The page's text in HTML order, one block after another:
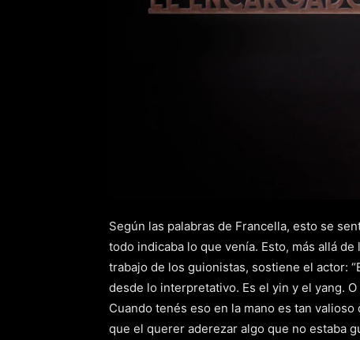
Según las palabras de Francella, esto se
todo indicaba lo que venía. Esto, más allá
trabajo de los guionistas, sostiene el actor:
desde lo interpretativo. Es el yin y el yang.
Cuando tenés eso en la mano es tan
que el querer aderezar algo que no estaba